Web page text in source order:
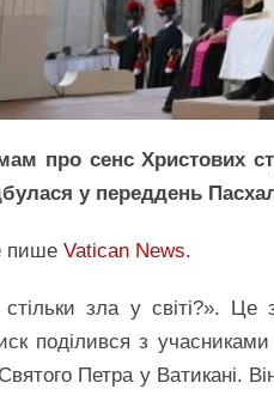
про сенс Христових
у переддень
пише Vatican News.
зла у світі?».
поділився з учасниками
Петра у Ватикані.